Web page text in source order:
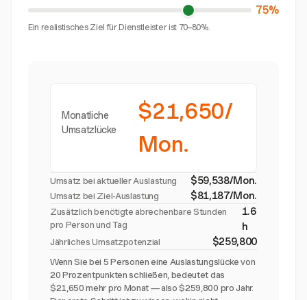
75%
Ein realistisches Ziel für Dienstleister ist 70–80%.
Monatliche
Umsatzlücke
$21,650/
Mon.
Umsatz bei aktueller Auslastung $59,538/Mon.
Umsatz bei Ziel-Auslastung $81,187/Mon.
Zusätzlich benötigte abrechenbare Stunden
pro Person und Tag
1.6
h
Jährliches Umsatzpotenzial $259,800
Wenn Sie bei 5 Personen eine Auslastungslücke von
20 Prozentpunkten schließen, bedeutet das
$21,650 mehr pro Monat — also $259,800 pro Jahr.